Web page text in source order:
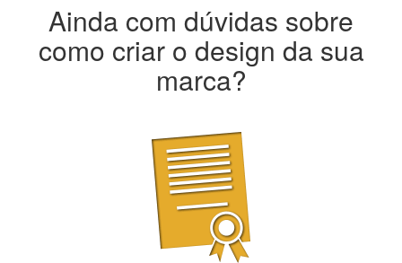
Ainda com dúvidas sobre
como criar o design da sua
marca?